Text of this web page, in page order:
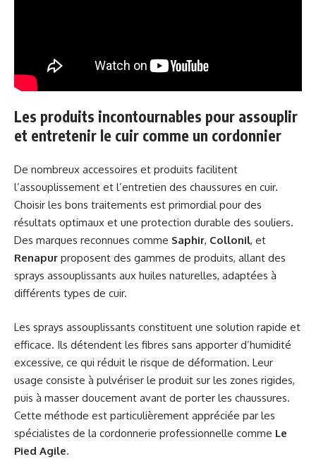
Les produits incontournables pour assouplir
et entretenir le cuir comme un cordonnier
De nombreux accessoires et produits facilitent
l’assouplissement et l’entretien des chaussures en cuir.
Choisir les bons traitements est primordial pour des
résultats optimaux et une protection durable des souliers.
Des marques reconnues comme Saphir, Collonil, et
Renapur proposent des gammes de produits, allant des
sprays assouplissants aux huiles naturelles, adaptées à
différents types de cuir.
Les sprays assouplissants constituent une solution rapide et
efficace. Ils détendent les fibres sans apporter d’humidité
excessive, ce qui réduit le risque de déformation. Leur
usage consiste à pulvériser le produit sur les zones rigides,
puis à masser doucement avant de porter les chaussures.
Cette méthode est particulièrement appréciée par les
spécialistes de la cordonnerie professionnelle comme Le
Pied Agile.